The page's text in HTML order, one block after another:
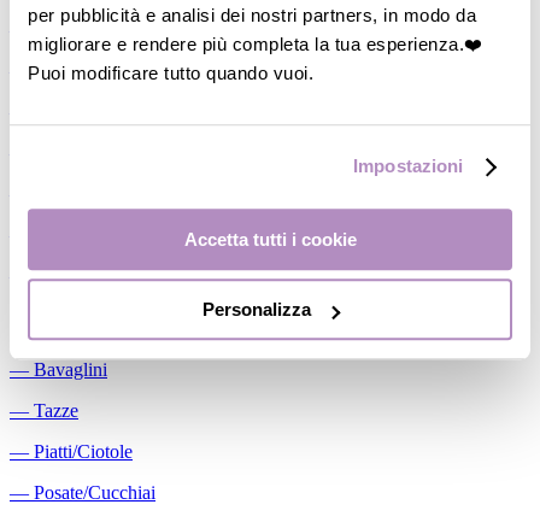
per pubblicità e analisi dei nostri partners, in modo da
migliorare e rendere più completa la tua esperienza.❤️
Puoi modificare tutto quando vuoi.
Impostazioni
Accetta tutti i cookie
Personalizza
―
Tettarelle
―Succhietti
Conservalatte Materno
―Massaggiagengive
― Bavaglini
― Tazze
― Piatti/Ciotole
― Posate/Cucchiai